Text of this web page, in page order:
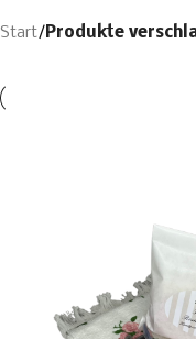
Start/Produkte